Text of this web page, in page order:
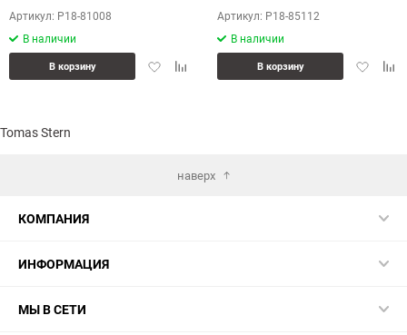
Артикул: P18-81008
В наличии
ДобавитьДобавить
В корзину
Артикул: P18-85112
В наличии
В корзину
Tomas Stern
наверх
КОМПАНИЯ
ИНФОРМАЦИЯ
МЫ В СЕТИ